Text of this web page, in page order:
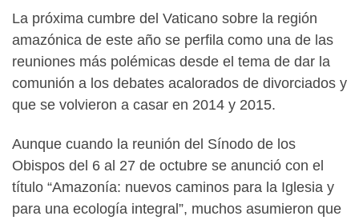
La próxima cumbre del Vaticano sobre la región
amazónica de este año se perfila como una de las
reuniones más polémicas desde el tema de dar la
comunión a los debates acalorados de divorciados y
que se volvieron a casar en 2014 y 2015.
Aunque cuando la reunión del Sínodo de los
Obispos del 6 al 27 de octubre se anunció con el
título “Amazonía: nuevos caminos para la Iglesia y
para una ecología integral”, muchos asumieron que